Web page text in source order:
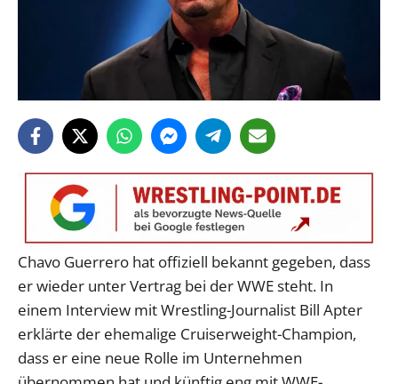
Chavo Guerrero hat offiziell bekannt gegeben, dass
er wieder unter Vertrag bei der WWE steht. In
einem Interview mit Wrestling-Journalist Bill Apter
erklärte der ehemalige Cruiserweight-Champion,
dass er eine neue Rolle im Unternehmen